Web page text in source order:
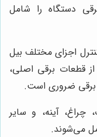
دستگاه را شامل
اجزای مختلف بیل
از قطعات برقی اصلی،
برقی ضروری است.
چراغ، آینه، و سایر
می‌شوند.